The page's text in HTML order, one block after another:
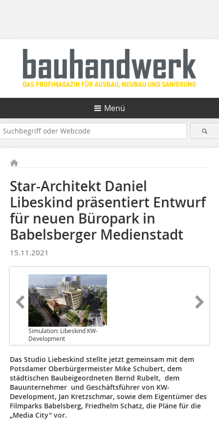
Menü
Star-Architekt Daniel
Libeskind präsentiert Entwurf
für neuen Büropark in
Babelsberger Medienstadt
15.11.2021
Simulation: Libeskind KW-
Development
Das Studio Liebeskind stellte jetzt gemeinsam mit dem
Potsdamer Oberbürgermeister Mike Schubert, dem
städtischen Baubeigeordneten Bernd Rubelt, dem
Bauunternehmer und Geschäftsführer von KW-
Development, Jan Kretzschmar, sowie dem Eigentümer des
Filmparks Babelsberg, Friedhelm Schatz, die Pläne für die
„Media City" vor.